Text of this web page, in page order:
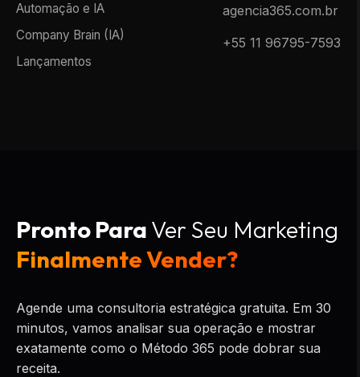
Automação e IA
Company Brain (IA)
Lançamentos
agencia365.com.br
+55 11 96795-7593
Pronto ParaVer Seu Marketing
Finalmente Vender?
Agende uma consultoria estratégica gratuita. Em 30
minutos, vamos analisar sua operação e mostrar
exatamente como o Método 365 pode dobrar sua
receita.